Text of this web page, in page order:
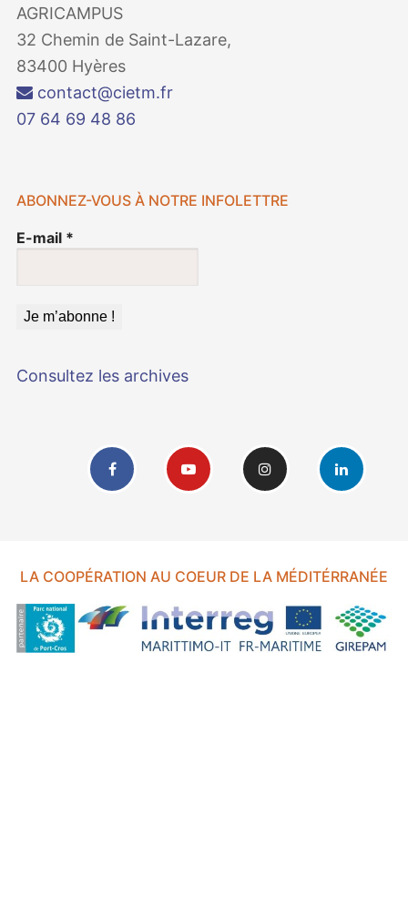
AGRICAMPUS
32 Chemin de Saint-Lazare,
83400 Hyères
contact@cietm.fr
07 64 69 48 86
ABONNEZ-VOUS À NOTRE INFOLETTRE
E-mail *
Consultez les archives
LA COOPÉRATION AU COEUR DE LA MÉDITÉRRANÉE